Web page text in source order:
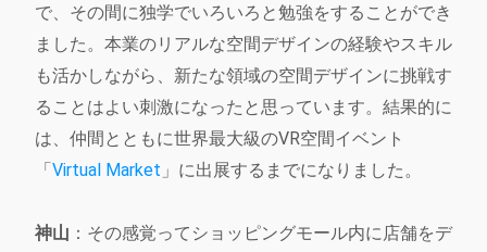
で、その間に独学でいろいろと勉強をすることができ
ました。本業のリアルな空間デザインの経験やスキル
も活かしながら、新たな領域の空間デザインに挑戦す
ることはよい刺激になったと思っています。結果的に
は、仲間とともに世界最大級のVR空間イベント
「Virtual Market 」に出展するまでになりました。
神山 ：その感覚ってショッピングモール内に店舗をデ